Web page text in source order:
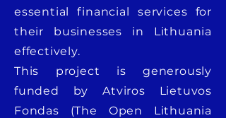
essential financial services for
their businesses in Lithuania
effectively.
This project is generously
funded by Atviros Lietuvos
Fondas (The Open Lithuania